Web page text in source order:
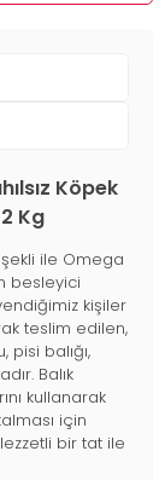
Köpek
Kg
ile Omega
besleyici
kişiler
teslim edilen,
pisi balığı,
Balık
kullanarak
için
bir tat ile